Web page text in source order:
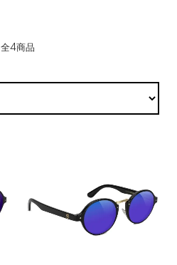
全4商品